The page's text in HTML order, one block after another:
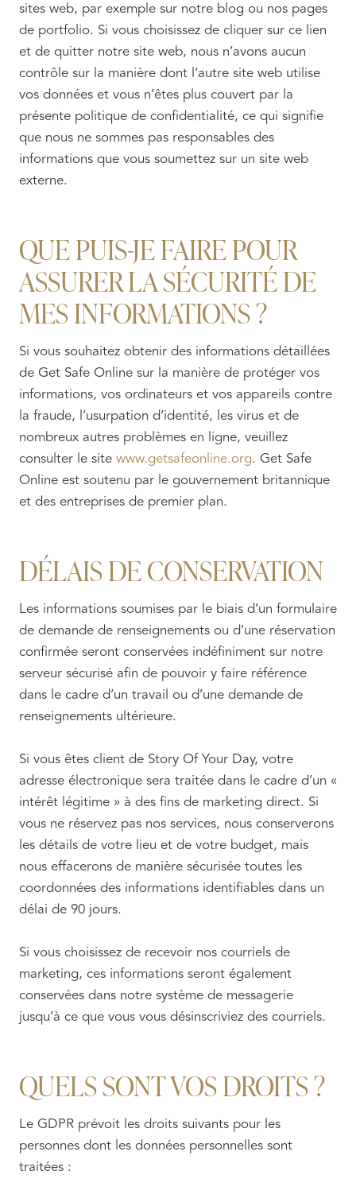
sites web, par exemple sur notre blog ou nos pages
de portfolio. Si vous choisissez de cliquer sur ce lien
et de quitter notre site web, nous n’avons aucun
contrôle sur la manière dont l’autre site web utilise
vos données et vous n’êtes plus couvert par la
présente politique de confidentialité, ce qui signifie
que nous ne sommes pas responsables des
informations que vous soumettez sur un site web
externe.
QUE PUIS-JE FAIRE POUR
ASSURER LA SÉCURITÉ DE
MES INFORMATIONS ?
Si vous souhaitez obtenir des informations détaillées
de Get Safe Online sur la manière de protéger vos
informations, vos ordinateurs et vos appareils contre
la fraude, l’usurpation d’identité, les virus et de
nombreux autres problèmes en ligne, veuillez
consulter le sitewww.getsafeonline.org. Get Safe
Online est soutenu par le gouvernement britannique
et des entreprises de premier plan.
DÉLAIS DE CONSERVATION
Les informations soumises par le biais d’un formulaire
de demande de renseignements ou d’une réservation
confirmée seront conservées indéfiniment sur notre
serveur sécurisé afin de pouvoir y faire référence
dans le cadre d’un travail ou d’une demande de
renseignements ultérieure.
Si vous êtes client de Story Of Your Day, votre
adresse électronique sera traitée dans le cadre d’un «
intérêt légitime » à des fins de marketing direct. Si
vous ne réservez pas nos services, nous conserverons
les détails de votre lieu et de votre budget, mais
nous effacerons de manière sécurisée toutes les
coordonnées des informations identifiables dans un
délai de 90 jours.
Si vous choisissez de recevoir nos courriels de
marketing, ces informations seront également
conservées dans notre système de messagerie
jusqu’à ce que vous vous désinscriviez des courriels.
QUELS SONT VOS DROITS ?
Le GDPR prévoit les droits suivants pour les
personnes dont les données personnelles sont
traitées :